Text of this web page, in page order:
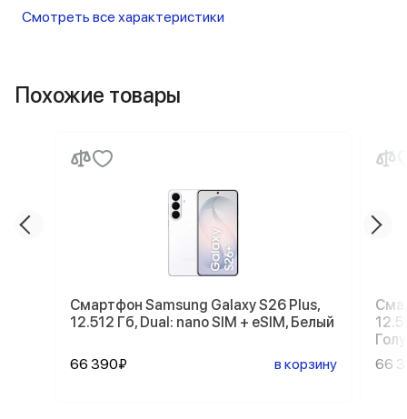
Смотреть все характеристики
Похожие товары
Смартфон Samsung Galaxy S26 Plus,
12.512 Гб, Dual: nano SIM + eSIM, Белый
66 390₽ в корзину
66